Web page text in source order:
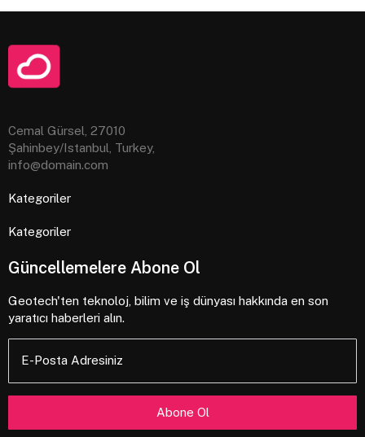
Cemal Gürsel, 27010
Şahinbey/Istanbul, Turkey,
info@domain.com
Kategoriler
Kategoriler
Güncellemelere Abone Ol
Geotech'ten teknoloj, bilim ve iş dünyası hakkında en son
yaratıcı haberleri alın.
E-Posta Adresiniz